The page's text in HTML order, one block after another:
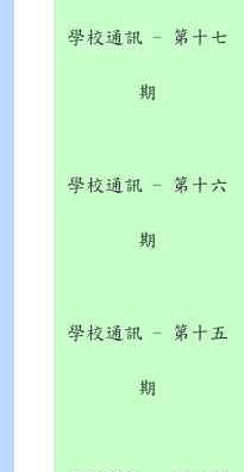
學校通訊 - 第十七
期
學校通訊 - 第十六
期
學校通訊 - 第十五
期